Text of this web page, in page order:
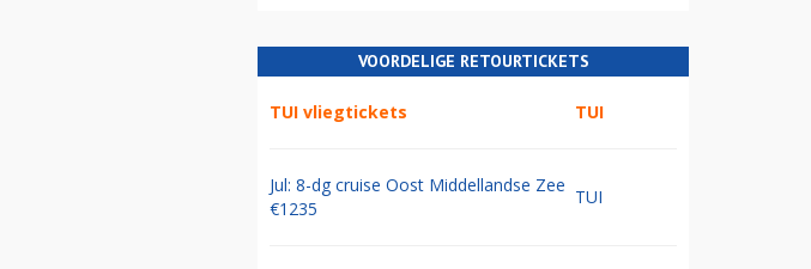
VOORDELIGE RETOURTICKETS
TUI vliegtickets TUI
Jul: 8-dg cruise Oost Middellandse Zee
€1235
TUI